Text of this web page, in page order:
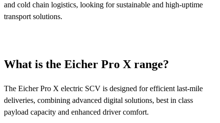
and cold chain logistics, looking for sustainable and high-uptime
transport solutions.
What is the Eicher Pro X range?
The Eicher Pro X electric SCV is designed for efficient last-mile
deliveries, combining advanced digital solutions, best in class
payload capacity and enhanced driver comfort.